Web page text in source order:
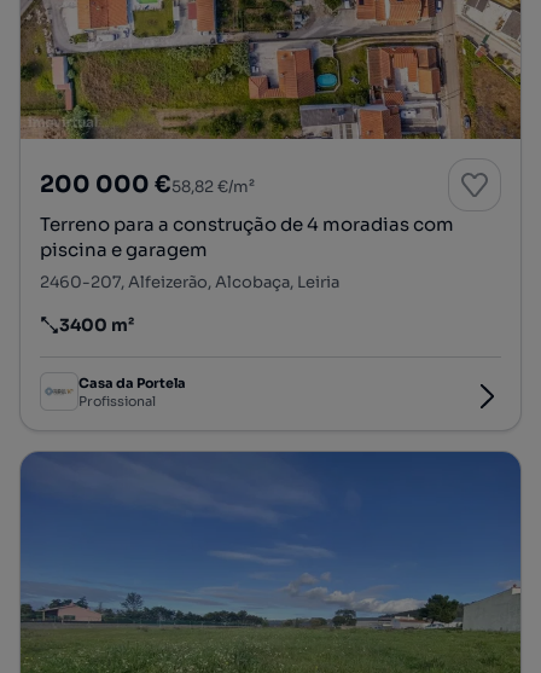
200 000 €58,82 €/m²
Terreno para a construção de 4 moradias com
piscina e garagem
2460-207, Alfeizerão, Alcobaça, Leiria
Preço por metro quadrado
3400 m²
Casa da Portela
Profissional